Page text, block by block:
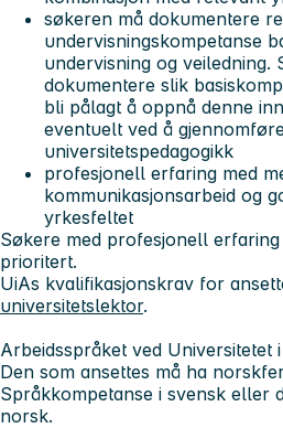
søkeren må dokumentere
undervisningskompetanse
undervisning og veiledning.
dokumentere slik
bli pålagt å oppnå denne
eventuelt ved å
universitetspedagogikk
profesjonell erfaring med
kommunikasjonsarbeid og
yrkesfeltet
Søkere med profesjonell
prioritert.
UiAs kvalifikasjonskrav for
universitetslektor.
Arbeidsspråket ved Universitetet
Den som ansettes må ha
Språkkompetanse i svensk eller
norsk.